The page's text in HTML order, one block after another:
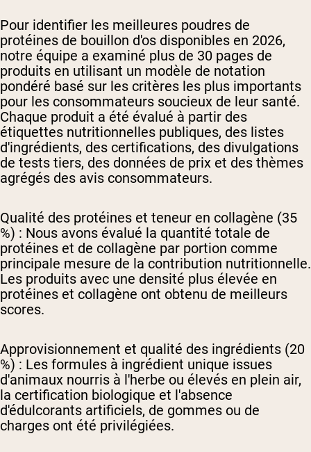
Pour identifier les meilleures poudres de
protéines de bouillon d'os disponibles en 2026,
notre équipe a examiné plus de 30 pages de
produits en utilisant un modèle de notation
pondéré basé sur les critères les plus importants
pour les consommateurs soucieux de leur santé.
Chaque produit a été évalué à partir des
étiquettes nutritionnelles publiques, des listes
d'ingrédients, des certifications, des divulgations
de tests tiers, des données de prix et des thèmes
agrégés des avis consommateurs.
Qualité des protéines et teneur en collagène (35
%) : Nous avons évalué la quantité totale de
protéines et de collagène par portion comme
principale mesure de la contribution nutritionnelle.
Les produits avec une densité plus élevée en
protéines et collagène ont obtenu de meilleurs
scores.
Approvisionnement et qualité des ingrédients (20
%) : Les formules à ingrédient unique issues
d'animaux nourris à l'herbe ou élevés en plein air,
la certification biologique et l'absence
d'édulcorants artificiels, de gommes ou de
charges ont été privilégiées.